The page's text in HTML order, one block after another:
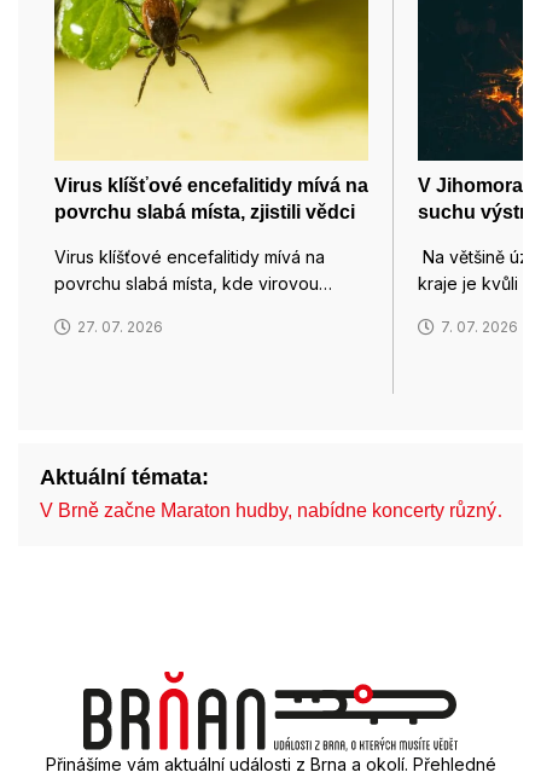
Virus klíšťové encefalitidy mívá na
povrchu slabá místa, zjistili vědci
Virus klíšťové encefalitidy mívá na
povrchu slabá místa, kde virovou…
27. 07. 2026
V
suchu
Na většině
kraje je kvůli
7. 07. 2026
Aktuální témata:
V Brně začne Maraton hudby, nabídne koncerty různý…
Přinášíme vám aktuální události z Brna a okolí. Přehledné